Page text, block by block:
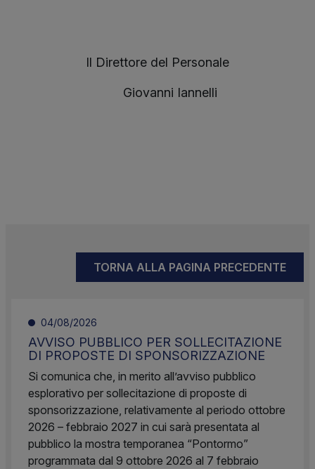
Il Direttore del Personale
Giovanni Iannelli
TORNA ALLA PAGINA PRECEDENTE
04/08/2026
AVVISO PUBBLICO PER SOLLECITAZIONE
DI PROPOSTE DI SPONSORIZZAZIONE
Si comunica che, in merito all’avviso pubblico
esplorativo per sollecitazione di proposte di
sponsorizzazione, relativamente al periodo ottobre
2026 – febbraio 2027 in cui sarà presentata al
pubblico la mostra temporanea “Pontormo”
programmata dal 9 ottobre 2026 al 7 febbraio